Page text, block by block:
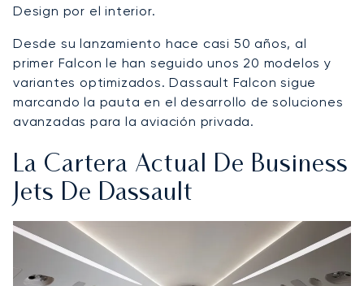
Design por el interior.
Desde su lanzamiento hace casi 50 años, al
primer Falcon le han seguido unos 20 modelos y
variantes optimizados. Dassault Falcon sigue
marcando la pauta en el desarrollo de soluciones
avanzadas para la aviación privada.
La Cartera Actual De Business
Jets De Dassault